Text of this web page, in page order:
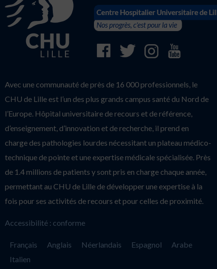
Avec une communauté de près de 16 000 professionnels, le
CHU de Lille est l’un des plus grands campus santé du Nord de
l’Europe. Hôpital universitaire de recours et de référence,
d’enseignement, d’innovation et de recherche, il prend en
charge des pathologies lourdes nécessitant un plateau médico-
technique de pointe et une expertise médicale spécialisée. Près
de 1.4 millions de patients y sont pris en charge chaque année,
permettant au CHU de Lille de développer une expertise à la
fois pour ses activités de recours et pour celles de proximité.
Accessibilité : conforme
Français Anglais Néerlandais Espagnol
Arabe
Italien